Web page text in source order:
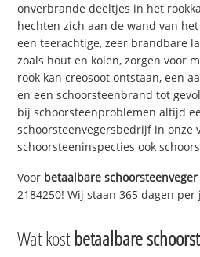
onverbrande deeltjes in het
hechten zich aan de wand van
een teerachtige, zeer brandbare
zoals hout en kolen, zorgen voor
rook kan creosoot ontstaan, een
en een schoorsteenbrand tot
bij schoorsteenproblemen altijd
schoorsteenvegersbedrijf in onze
schoorsteeninspecties ook
Voor betaalbare schoorsteenveger
2184250! Wij staan 365 dagen
Wat kostbetaalbare